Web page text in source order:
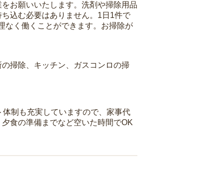
お願いいたします。洗剤や掃除用品
込む必要はありません。1日1件で
なく働くことができます。お掃除が
掃除、キッチン、ガスコンロの掃
制も充実していますので、家事代
食の準備までなど空いた時間でOK